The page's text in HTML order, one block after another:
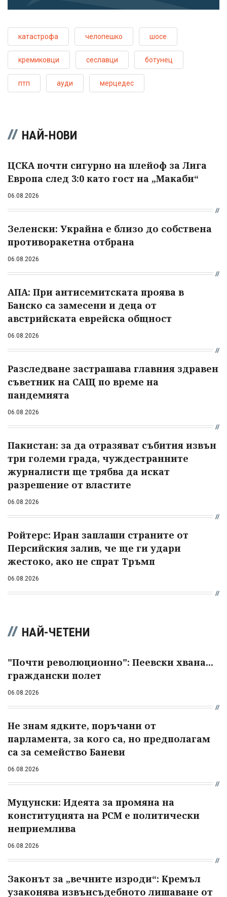
катастрофа челопешко шосе
кремиковци сеславци ботунец
птп ауди мерцедес
НАЙ-НОВИ
ЦСКА почти сигурно на плейоф за Лига
Европа след 3:0 като гост на „Макаби“
06.08.2026
Зеленски: Украйна е близо до собствена
противоракетна отбрана
06.08.2026
АПА: При антисемитската проява в
Банско са замесени и деца от
австрийската еврейска общност
06.08.2026
Разследване застрашава главния здравен
съветник на САЩ по време на
пандемията
06.08.2026
Пакистан: за да отразяват събития извън
три големи града, чуждестранните
журналисти ще трябва да искат
разрешение от властите
06.08.2026
Ройтерс: Иран заплаши страните от
Персийския залив, че ще ги удари
жестоко, ако не спрат Тръмп
06.08.2026
НАЙ-ЧЕТЕНИ
"Почти революционно": Пеевски хвана...
граждански полет
06.08.2026
Не знам ядките, поръчани от
парламента, за кого са, но предполагам
са за семейство Баневи
06.08.2026
Муцунски: Идеята за промяна на
конституцията на РСМ е политически
неприемлива
06.08.2026
Законът за „вечните изроди“: Кремъл
узаконява извънсъдебното лишаване от